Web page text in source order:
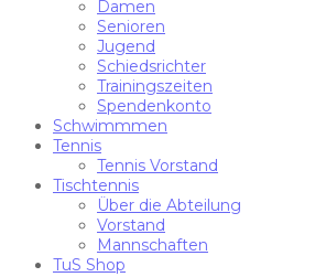
Damen
Senioren
Jugend
Schiedsrichter
Trainingszeiten
Spendenkonto
Schwimmmen
Tennis
Tennis Vorstand
Tischtennis
Über die Abteilung
Vorstand
Mannschaften
TuS Shop